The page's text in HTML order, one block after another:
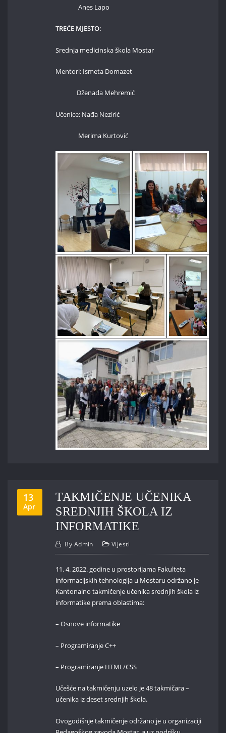
Anes Lapo
TREĆE MJESTO:
Srednja medicinska škola Mostar
Mentori: Ismeta Domazet
Dženada Mehremić
Učenice: Nađa Nezirić
Merima Kurtović
13
Apr
TAKMIČENJE UČENIKA
SREDNJIH ŠKOLA IZ
INFORMATIKE
By Admin Vijesti
11. 4. 2022. godine u prostorijama Fakulteta
informacijskih tehnologija u Mostaru održano je
Kantonalno takmičenje učenika srednjih škola iz
informatike prema oblastima:
– Osnove informatike
– Programiranje C++
– Programiranje HTML/CSS
Učešće na takmičenju uzelo je 48 takmičara –
učenika iz deset srednjih škola.
Ovogodišnje takmičenje održano je u organizaciji